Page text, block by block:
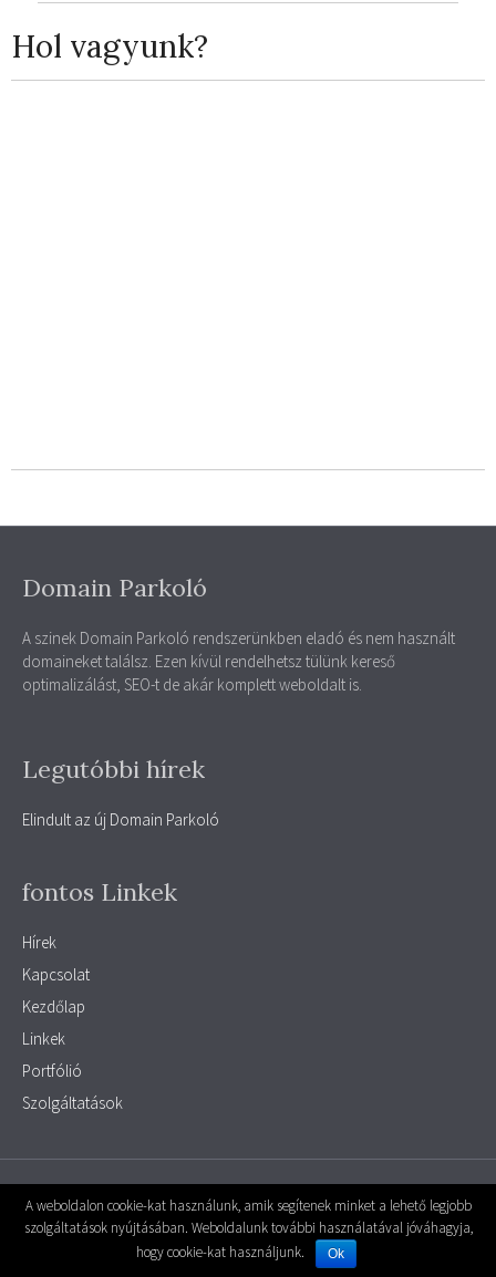
Hol vagyunk?
Domain Parkoló
A szinek Domain Parkoló rendszerünkben eladó és nem használt
domaineket találsz. Ezen kívül rendelhetsz tülünk kereső
optimalizálást, SEO-t de akár komplett weboldalt is.
Legutóbbi hírek
Elindult az új Domain Parkoló
fontos Linkek
Hírek
Kapcsolat
Kezdőlap
Linkek
Portfólió
Szolgáltatások
A Weboldal motorja, aMiniPortál Ingyenes weboldal készítő rendszer -
Powered byMiniPortál
A weboldalon cookie-kat használunk, amik segítenek minket a lehető legjobb
szolgáltatások nyújtásában. Weboldalunk további használatával jóváhagyja,
hogy cookie-kat használjunk.
Ok